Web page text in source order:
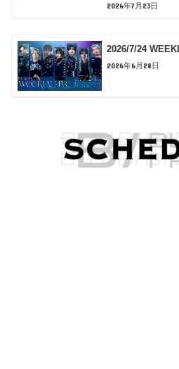
2026年7月23日
2026/7/24
2026年6月28日